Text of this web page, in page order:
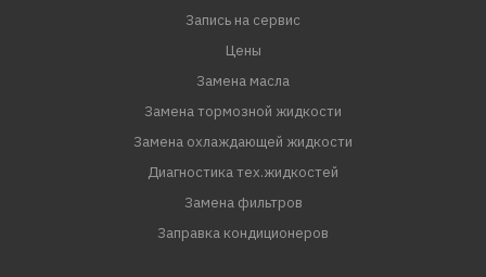
Запись на сервис
Цены
Замена масла
Замена тормозной жидкости
Замена охлаждающей жидкости
Диагностика тех.жидкостей
Замена фильтров
Заправка кондиционеров